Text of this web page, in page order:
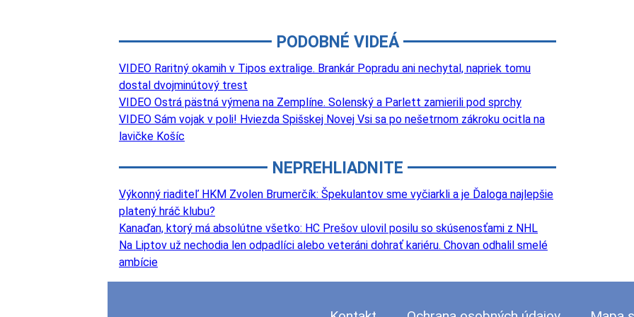
PODOBNÉ VIDEÁ
VIDEO Raritný okamih v Tipos extralige. Brankár Popradu ani nechytal, napriek tomu
dostal dvojminútový trest
VIDEO Ostrá pästná výmena na Zemplíne. Solenský a Parlett zamierili pod sprchy
VIDEO Sám vojak v poli! Hviezda Spišskej Novej Vsi sa po nešetrnom zákroku ocitla na
lavičke Košíc
NEPREHLIADNITE
Výkonný riaditeľ HKM Zvolen Brumerčík: Špekulantov sme vyčiarkli a je Ďaloga najlepšie
platený hráč klubu?
Kanaďan, ktorý má absolútne všetko: HC Prešov ulovil posilu so skúsenosťami z NHL
Na Liptov už nechodia len odpadlíci alebo veteráni dohrať kariéru. Chovan odhalil smelé
ambície